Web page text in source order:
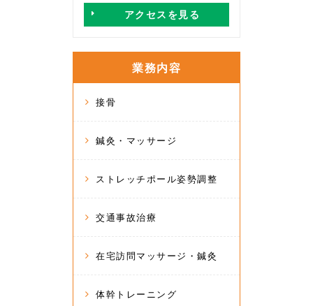
アクセスを見る
業務内容
接骨
鍼灸・マッサージ
ストレッチポール姿勢調整
交通事故治療
在宅訪問マッサージ・鍼灸
体幹トレーニング